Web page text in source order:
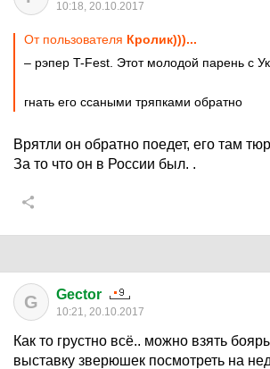
10:18, 20.10.2017
От пользователя Кролик)))...
– рэпер T-Fest. Этот молодой парень с
гнать его ссаными тряпками обратно
Врятли он обратно поедет, его там
За то что он в России был. .
G Gector
10:21, 20.10.2017
Как то грустно всё.. можно взять
выставку зверюшек посмотреть на